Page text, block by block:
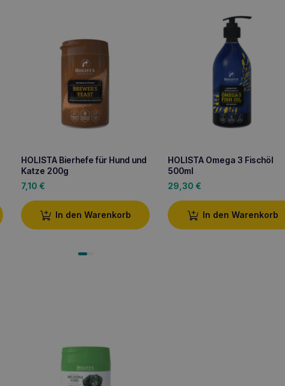
HOLISTA Bierhefe für Hund und
Katze 200g
7,10 €
In den Warenkorb
HOLISTA Omega 3 Fischöl
500ml
29,30 €
In den Warenkorb